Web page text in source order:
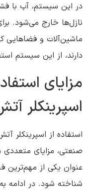
در این سیستم، آب با
نازل‌ها خارج می‌شود.
ماشین‌آلات و فضاهایی
دارند، از این سیستم
مزایای
اسپرینکلر
استفاده از اسپرینکلر
صنعتی، مزایای
عنوان یکی از مهم‌ترین
شناخته شود. در ادامه